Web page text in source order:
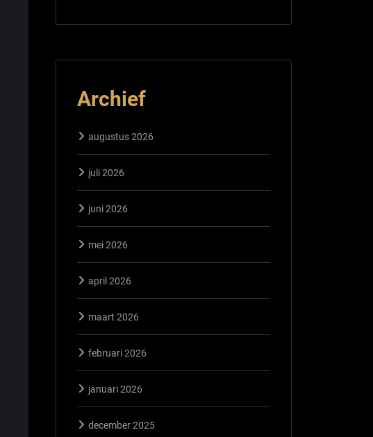
Archief
augustus 2026
juli 2026
juni 2026
mei 2026
april 2026
maart 2026
februari 2026
januari 2026
december 2025